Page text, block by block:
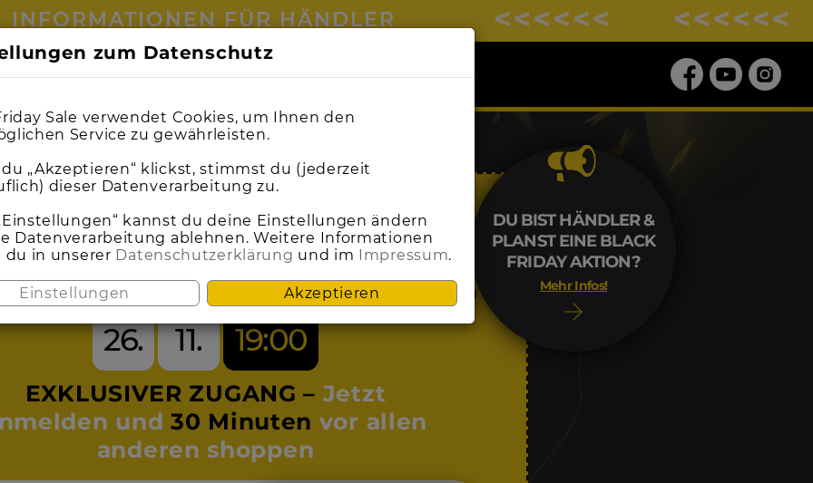
INFORMATIONEN FÜR HÄNDLER
0
0
1
1 0
0
1
1 0
0
1
1 0
0
2
2 0
0
3
3 0
0
2
2 0
0
2
2 5
4
4 9
9
8
DU BIST HÄNDLER &
PLANST EINE BLACK
FRIDAY AKTION?
Mehr Infos!
SEI DABEI BEIM
FRIDAY SALE
26. 11. 19:00
EXKLUSIVER ZUGANG – Jetzt
und 30 Minuten vor allen
anderen shoppen
zum Datenschutz
Sale verwendet Cookies, um Ihnen den
Service zu gewährleisten.
„Akzeptieren“ klickst, stimmst du (jederzeit
dieser Datenverarbeitung zu.
kannst du deine Einstellungen ändern
Datenverarbeitung ablehnen. Weitere Informationen
du in unserer Datenschutzerklärung und im Impressum.
Einstellungen Akzeptieren